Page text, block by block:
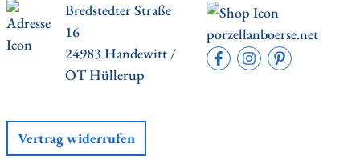
Bredstedter Straße
16
24983 Handewitt /
OT Hüllerup
porzellanboerse.net
Vertrag widerrufen